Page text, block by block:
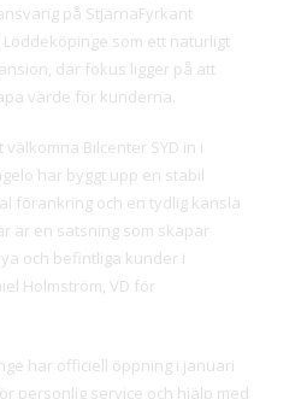
på StjärnaFyrkant
som ett naturligt
där fokus ligger på att
värde för kunderna.
Bilcenter SYD in i
har byggt upp en stabil
förankring och en tydlig känsla
är en satsning som skapar
och befintliga kunder i
Holmström, VD för
har officiell öppning i januari
personlig service och hjälp med